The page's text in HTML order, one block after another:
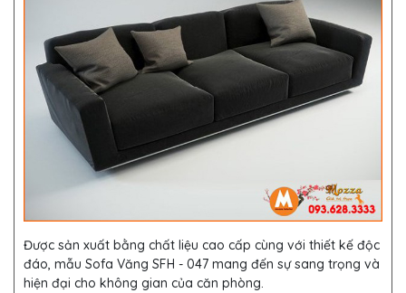
Được sản xuất bằng chất liệu cao cấp cùng với thiết kế độc
đáo, mẫu Sofa Văng SFH - 047 mang đến sự sang trọng và
hiện đại cho không gian của căn phòng.